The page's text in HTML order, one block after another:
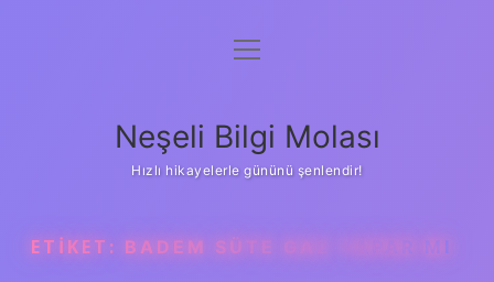
Anasayfa
Yasal Uyarı
menüyü
Neşeli Bilgi Molası
Hızlı hikayelerle gününü şenlendir!
ETIKET: BADEM SÜTE GAZ YAPAR MI